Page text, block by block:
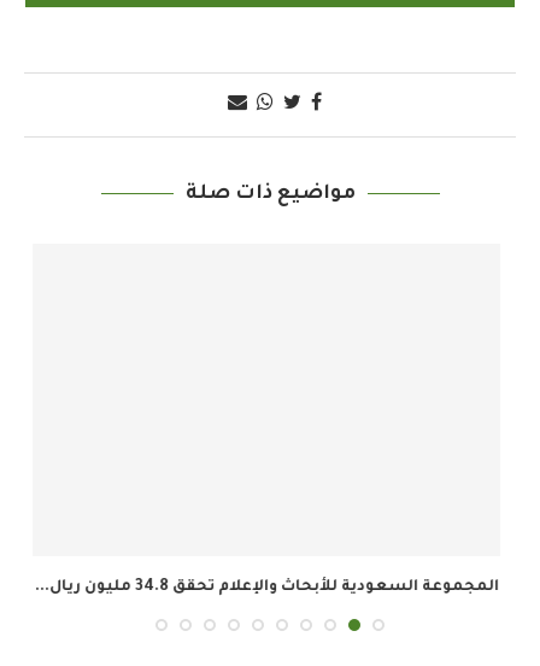
مواضيع ذات صلة
المجموعة السعودية للأبحاث والإعلام تحقق 34.8 مليون ريال...